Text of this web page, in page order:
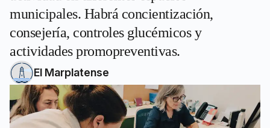
municipales. Habrá concientización,
consejería, controles glucémicos y
actividades promopreventivas.
El Marplatense